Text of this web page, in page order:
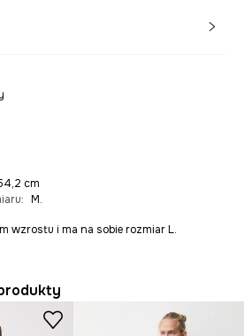
cm
: M.
wzrostu i ma na sobie rozmiar L.